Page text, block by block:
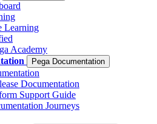
Learning
Academy
Pega Documentation
Documentation
Support Guide
Journeys